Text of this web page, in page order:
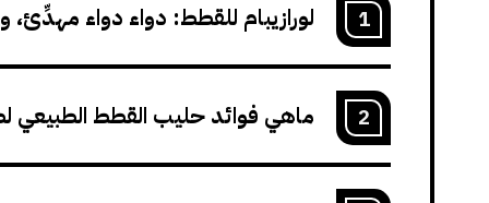
1 لورازيبام للقطط: دواء دواء
2 ماهي فوائد حليب القطط الطبيعي